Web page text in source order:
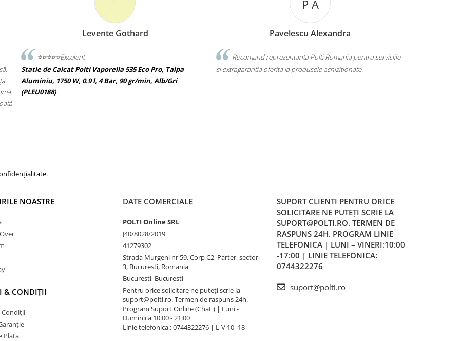
Eco Pro, Talpa
gr/min, Alb/Gri
Recomand reprezentanta Polti Romania pentru serviciile
si extragarantia oferita la produsele achizitionate.
Calitate, preturi excelente. Recomand
.
NOASTRE
& CONDIȚII
Condiții
Plata
DATE COMERCIALE
POLTI Online SRL
J40/8028/2019
41279302
Strada Murgeni nr 59, Corp C2, Parter, sector
3, Bucuresti, Romania
Bucuresti, Bucuresti
Pentru orice solicitare ne puteți scrie la
suport@polti.ro. Termen de raspuns 24h.
Program Suport Online (Chat ) | Luni -
Duminica 10:00 - 21:00
Linie telefonica : 0744322276 | L-V 10 -18
SUPORT CLIENTI PENTRU ORICE
SOLICITARE NE PUTEȚI SCRIE LA
SUPORT@POLTI.RO. TERMEN DE
RASPUNS 24H. PROGRAM LINIE
TELEFONICA | LUNI – VINERI:10:00
-17:00 | LINIE TELEFONICA:
0744322276
suport@polti.ro